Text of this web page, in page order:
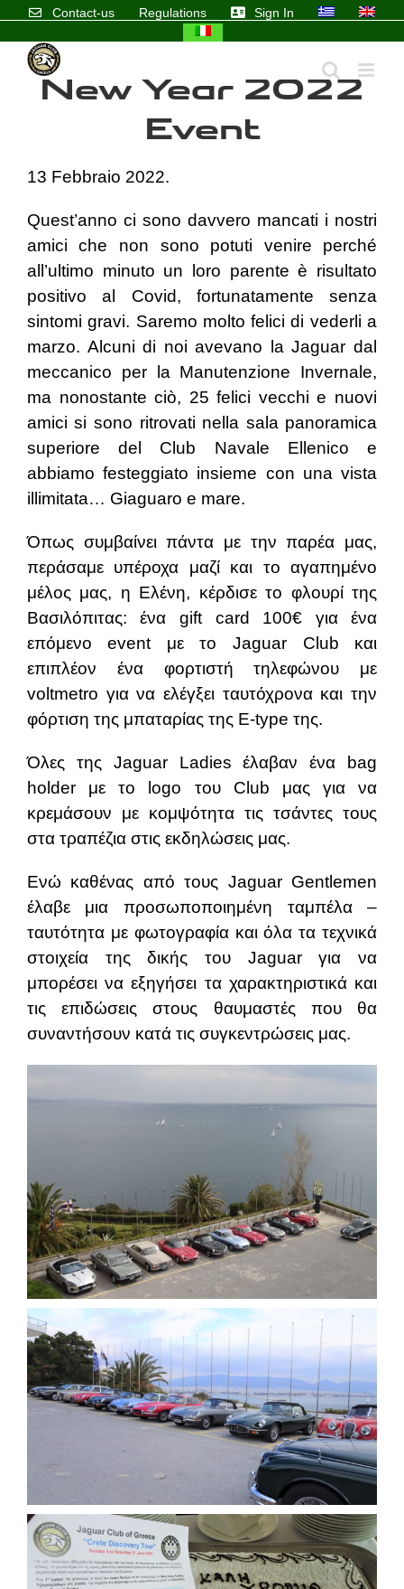
content
Contact-us Regulations Sign In
New Year 2022
Event
13 Febbraio 2022.
Quest’anno ci sono davvero mancati i nostri
amici che non sono potuti venire perché
all’ultimo minuto un loro parente è risultato
positivo al Covid, fortunatamente senza
sintomi gravi. Saremo molto felici di vederli a
marzo. Alcuni di noi avevano la Jaguar dal
meccanico per la Manutenzione Invernale,
ma nonostante ciò, 25 felici vecchi e nuovi
amici si sono ritrovati nella sala panoramica
superiore del Club Navale Ellenico e
abbiamo festeggiato insieme con una vista
illimitata… Giaguaro e mare.
Όπως συμβαίνει πάντα με την παρέα μας,
περάσαμε υπέροχα μαζί και το αγαπημένο
μέλος μας, η Ελένη, κέρδισε το φλουρί της
Βασιλόπιτας: ένα gift card 100€ για ένα
επόμενο event με το Jaguar Club και
επιπλέον ένα φορτιστή τηλεφώνου με
voltmetro για να ελέγξει ταυτόχρονα και την
φόρτιση της μπαταρίας της E-type της.
Όλες της Jaguar Ladies έλαβαν ένα bag
holder με το logo του Club μας για να
κρεμάσουν με κομψότητα τις τσάντες τους
στα τραπέζια στις εκδηλώσεις μας.
Ενώ καθένας από τους Jaguar Gentlemen
έλαβε μια προσωποποιημένη ταμπέλα –
ταυτότητα με φωτογραφία και όλα τα τεχνικά
στοιχεία της δικής του Jaguar για να
μπορέσει να εξηγήσει τα χαρακτηριστικά και
τις επιδώσεις στους θαυμαστές που θα
συναντήσουν κατά τις συγκεντρώσεις μας.